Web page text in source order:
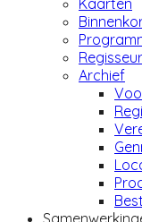
Kaarten
Archief